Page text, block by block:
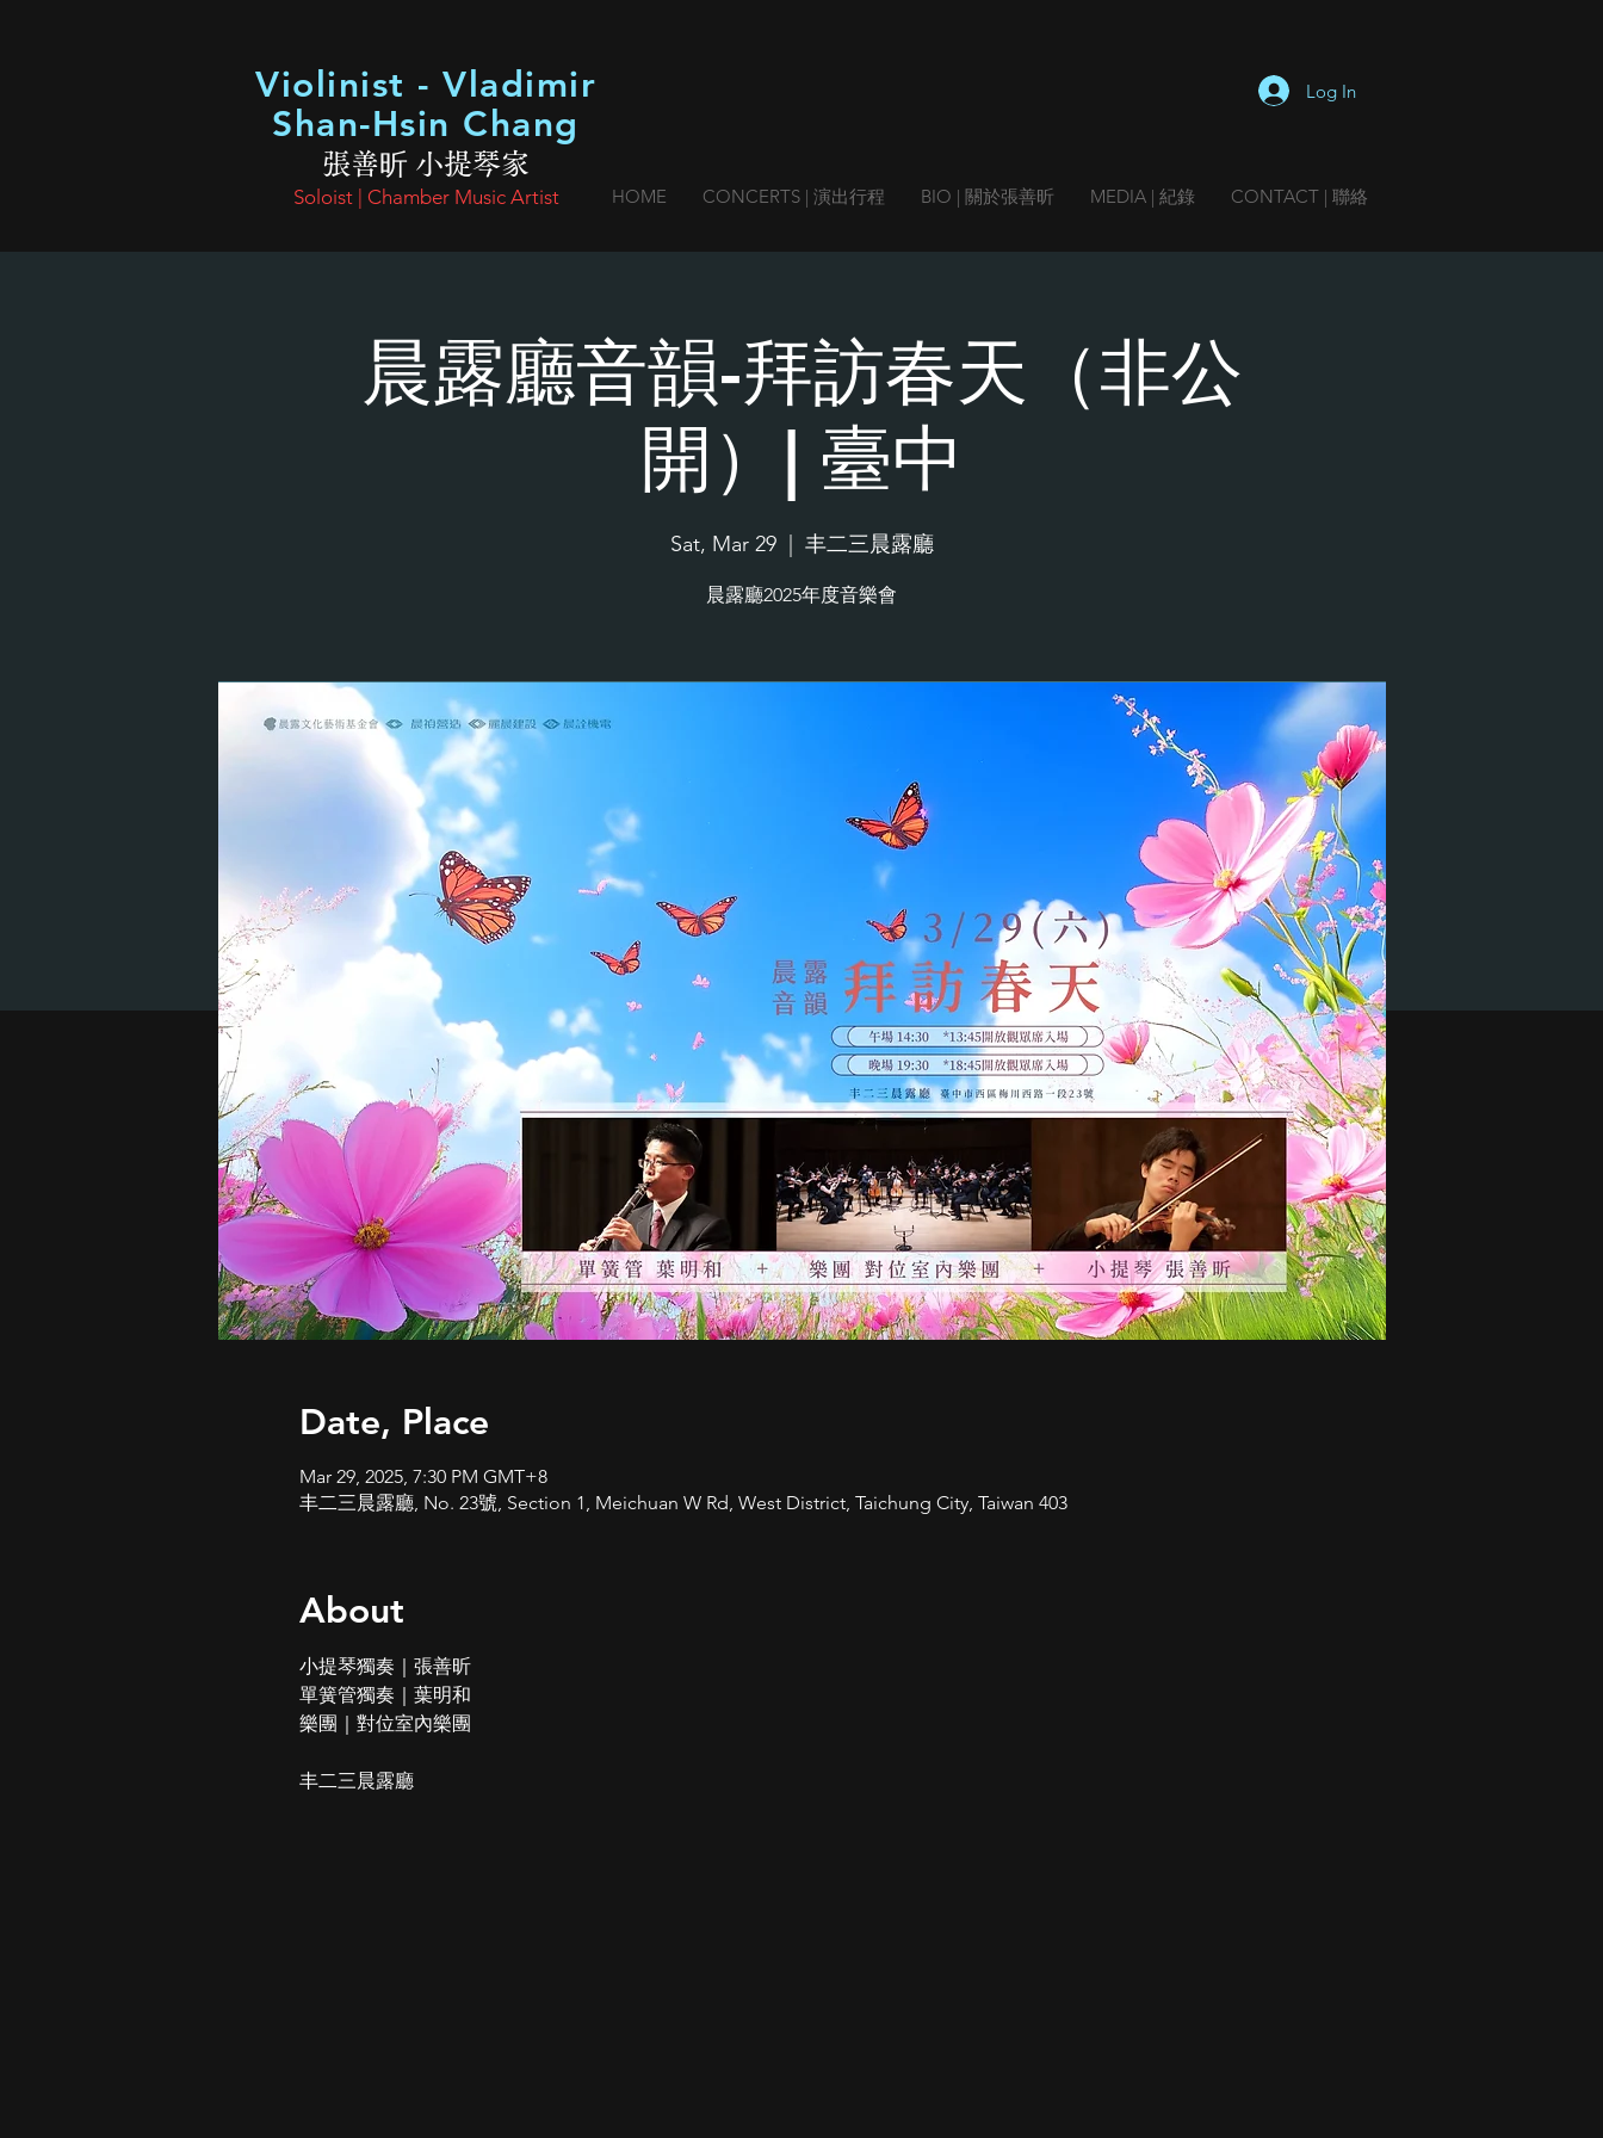
Violinist - Vladimir
Shan-Hsin Chang
Log In
張善昕 小提琴家
HOME CONCERTS | 演出行程 BIO | 關於張善昕 MEDIA | 紀錄 CONTACT | 聯絡
Soloist | Chamber Music Artist
晨露廳音韻-拜訪春天（非公
開）| 臺中
Sat, Mar 29
  |
丰二三晨露廳
晨露廳2025年度音樂會
Date, Place
Mar 29, 2025, 7:30 PM GMT+8
丰二三晨露廳, No. 23號, Section 1, Meichuan W Rd, West District, Taichung City, Taiwan 403
About
小提琴獨奏｜張善昕
單簧管獨奏｜葉明和
樂團｜對位室內樂團
丰二三晨露廳